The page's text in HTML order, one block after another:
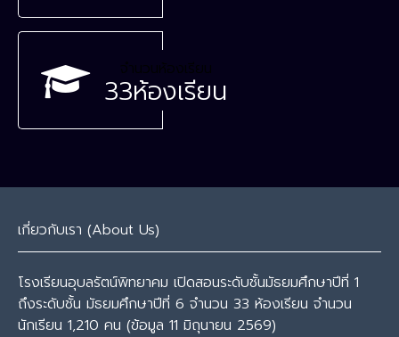
จำนวนห้องเรียน
33ห้องเรียน
เกี่ยวกับเรา (About Us)
โรงเรียนอุบลรัตน์พิทยาคม เปิดสอนระดับชั้นมัธยมศึกษาปีที่ 1
ถึงระดับชั้น มัธยมศึกษาปีที่ 6 จำนวน 33 ห้องเรียน จำนวน
นักเรียน 1,210 คน (ข้อมูล 11 มิถุนายน 2569)